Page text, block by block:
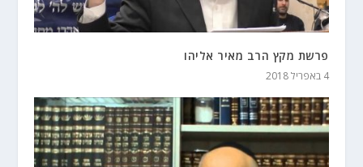
פרשת מקץ הרב מאיר אליהו
4 באפריל 2018